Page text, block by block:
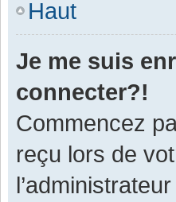
Haut
Je me suis
connecter?!
Commencez
reçu lors de